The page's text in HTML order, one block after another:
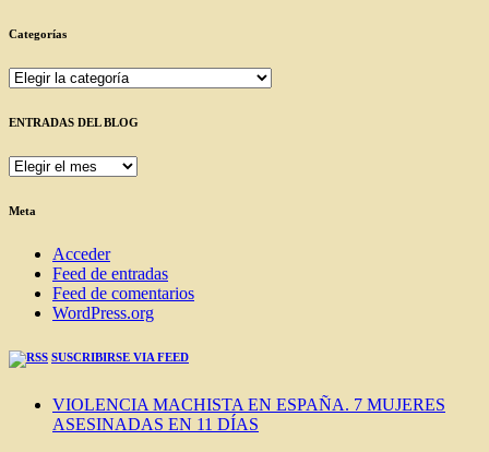
Categorías
Categorías
ENTRADAS DEL BLOG
ENTRADAS
BLOG
Meta
Acceder
Feed de entradas
Feed de comentarios
WordPress.org
SUSCRIBIRSE VIA FEED
VIOLENCIA MACHISTA EN ESPAÑA. 7 MUJERES
ASESINADAS EN 11 DÍAS